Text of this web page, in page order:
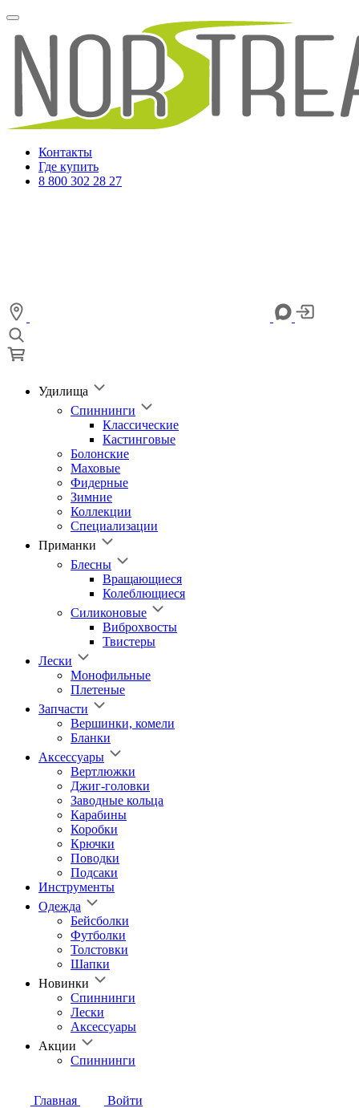
Контакты
Где купить
8 800 302 28 27
Удилища
Спиннинги
Классические
Кастинговые
Болонские
Маховые
Фидерные
Зимние
Коллекции
Специализации
Приманки
Блесны
Вращающиеся
Колеблющиеся
Силиконовые
Виброхвосты
Твистеры
Лески
Монофильные
Плетеные
Запчасти
Вершинки, комели
Бланки
Аксессуары
Вертлюжки
Джиг-головки
Заводные кольца
Карабины
Коробки
Крючки
Поводки
Подсаки
Инструменты
Одежда
Бейсболки
Футболки
Толстовки
Шапки
Новинки
Спиннинги
Лески
Аксессуары
Акции
Спиннинги
Главная Войти